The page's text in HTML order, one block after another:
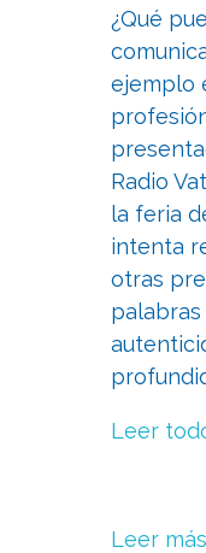
¿Qué
ejemplo
Radio
la feria
intenta
otras
Leer
Leer más